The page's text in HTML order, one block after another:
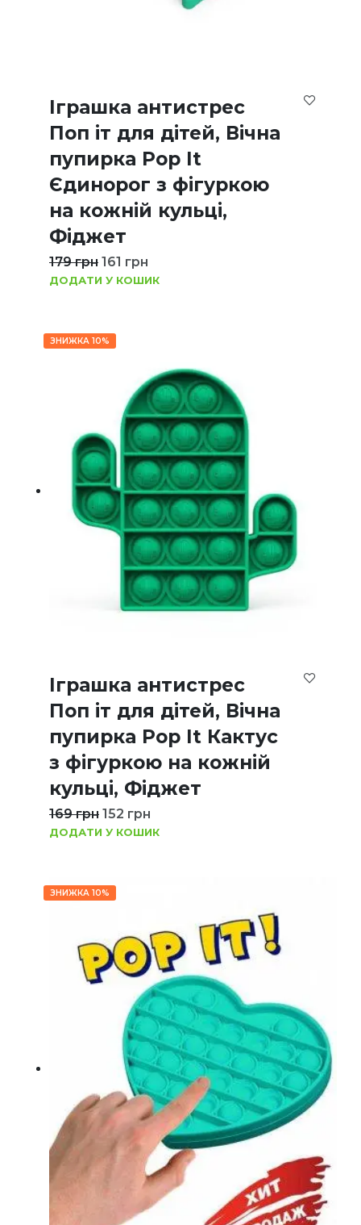
Іграшка антистрес
Поп іт для дітей, Вічна
пупирка Pop It
Єдинорог з фігуркою
на кожній кульці,
Фіджет
179грн 161 грн
ДОДАТИ У КОШИК
ЗНИЖКА 10%
Іграшка антистрес
Поп іт для дітей, Вічна
пупирка Pop It Кактус
з фігуркою на кожній
кульці, Фіджет
169грн 152 грн
ДОДАТИ У КОШИК
ЗНИЖКА 10%